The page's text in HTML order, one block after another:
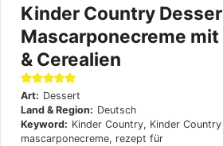
Kinder Country
Mascarponecreme mit
& Cerealien
Art: Dessert
Land & Region: Deutsch
Keyword: Kinder Country, Kinder Country
mascarponecreme, rezept für